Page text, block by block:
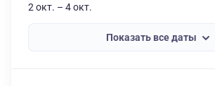
2 окт. – 4 окт.
Показать все даты